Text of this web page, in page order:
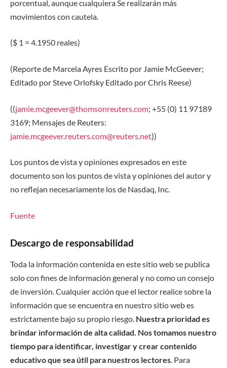
porcentual, aunque cualquiera Se realizarán más
movimientos con cautela.
($ 1 = 4.1950 reales)
(Reporte de Marcela Ayres Escrito por Jamie McGeever;
Editado por Steve Orlofsky Editado por Chris Reese)
((jamie.mcgeever@thomsonreuters.com; +55 (0) 11 97189
3169; Mensajes de Reuters:
jamie.mcgeever.reuters.com@reuters.net))
Los puntos de vista y opiniones expresados ​​en este
documento son los puntos de vista y opiniones del autor y
no reflejan necesariamente los de Nasdaq, Inc.
Fuente
Descargo de responsabilidad
Toda la información contenida en este sitio web se publica
solo con fines de información general y no como un consejo
de inversión. Cualquier acción que el lector realice sobre la
información que se encuentra en nuestro sitio web es
estrictamente bajo su propio riesgo. Nuestra prioridad es
brindar información de alta calidad. Nos tomamos nuestro
tiempo para identificar, investigar y crear contenido
educativo que sea útil para nuestros lectores. Para